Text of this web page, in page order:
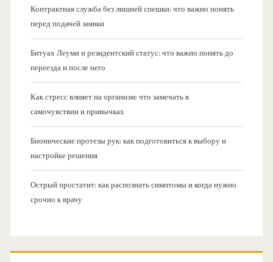
Контрактная служба без лишней спешки: что важно понять
перед подачей заявки
Битуах Леуми и резидентский статус: что важно понять до
переезда и после него
Как стресс влияет на организм: что замечать в
самочувствии и привычках
Бионические протезы рук: как подготовиться к выбору и
настройке решения
Острый простатит: как распознать симптомы и когда нужно
срочно к врачу